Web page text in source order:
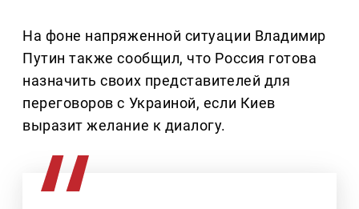
На фоне напряженной ситуации Владимир
Путин также сообщил, что Россия готова
назначить своих представителей для
переговоров с Украиной, если Киев
выразит желание к диалогу.